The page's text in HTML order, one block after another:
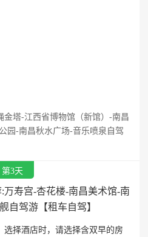
金塔-江西省博物馆（新馆）-南昌
园-南昌秋水广场-音乐喷泉自驾
第3天
万寿宫-杏花楼-南昌美术馆-南
自驾游【租车自驾】
选择酒店时，请选择含双早的房